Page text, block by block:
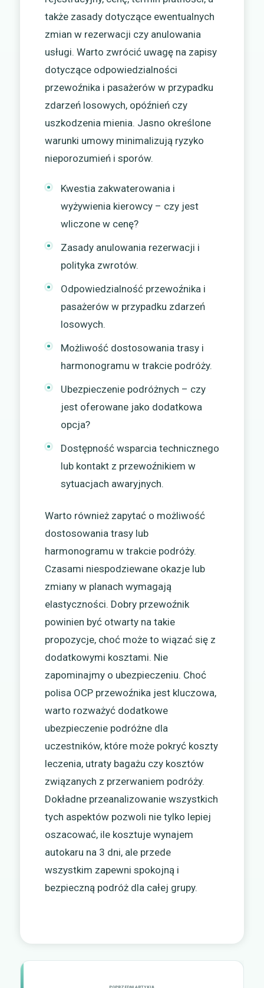
także zasady dotyczące ewentualnych
zmian w rezerwacji czy anulowania
usługi. Warto zwrócić uwagę na zapisy
dotyczące odpowiedzialności
przewoźnika i pasażerów w przypadku
zdarzeń losowych, opóźnień czy
uszkodzenia mienia. Jasno określone
warunki umowy minimalizują ryzyko
nieporozumień i sporów.
Kwestia zakwaterowania i
wyżywienia kierowcy – czy jest
wliczone w cenę?
Zasady anulowania rezerwacji i
polityka zwrotów.
Odpowiedzialność przewoźnika i
pasażerów w przypadku zdarzeń
losowych.
Możliwość dostosowania trasy i
harmonogramu w trakcie podróży.
Ubezpieczenie podróżnych – czy
jest oferowane jako dodatkowa
opcja?
Dostępność wsparcia technicznego
lub kontakt z przewoźnikiem w
sytuacjach awaryjnych.
Warto również zapytać o możliwość
dostosowania trasy lub
harmonogramu w trakcie podróży.
Czasami niespodziewane okazje lub
zmiany w planach wymagają
elastyczności. Dobry przewoźnik
powinien być otwarty na takie
propozycje, choć może to wiązać się z
dodatkowymi kosztami. Nie
zapominajmy o ubezpieczeniu. Choć
polisa OCP przewoźnika jest kluczowa,
warto rozważyć dodatkowe
ubezpieczenie podróżne dla
uczestników, które może pokryć koszty
leczenia, utraty bagażu czy kosztów
związanych z przerwaniem podróży.
Dokładne przeanalizowanie wszystkich
tych aspektów pozwoli nie tylko lepiej
oszacować, ile kosztuje wynajem
autokaru na 3 dni, ale przede
wszystkim zapewni spokojną i
bezpieczną podróż dla całej grupy.